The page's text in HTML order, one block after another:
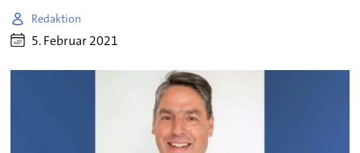
Redaktion
5. Februar 2021